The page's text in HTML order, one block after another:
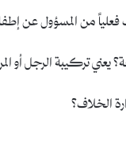
من المسؤول عن
يعني تركيبة الرجل أو
الخلاف؟